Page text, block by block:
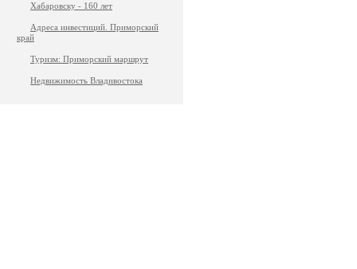
Хабаровску - 160 лет
Адреса инвестиций. Приморский
край
Туризм: Приморский маршрут
Недвижимость Владивостока